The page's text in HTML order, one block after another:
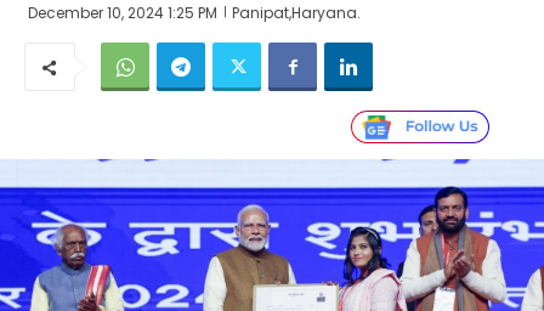
December 10, 2024 1:25 PM
Panipat,Haryana.